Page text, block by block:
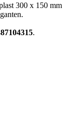
300 x 150 mm
.